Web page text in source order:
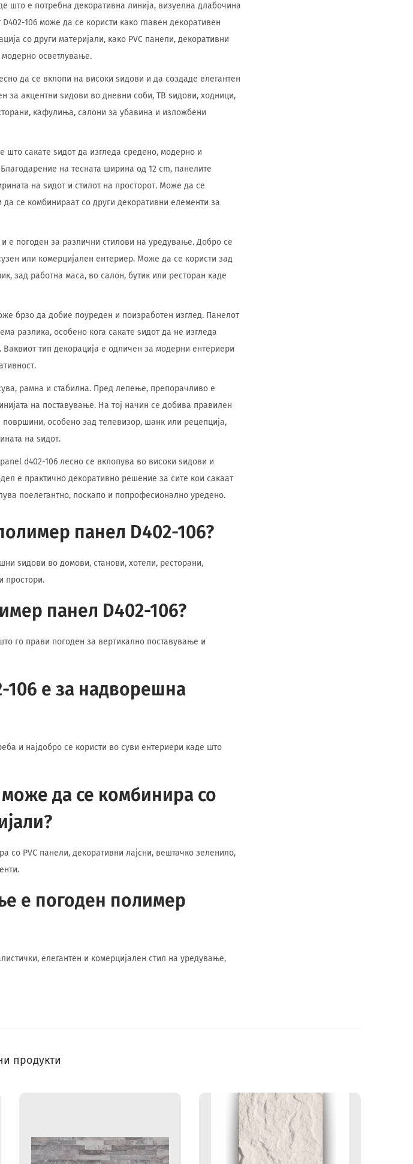
што е потребна декоративна линија, визуелна длабочина
106 може да се користи како главен декоративен
со други материјали, како PVC панели, декоративни
осветлување.
да се вклопи на високи ѕидови и да создаде елегантен
за акцентни ѕидови во дневни соби, ТВ ѕидови, ходници,
кафулиња, салони за убавина и изложбени
сакате ѕидот да изгледа средено, модерно и
на тесната ширина од 12 cm, панелите
на ѕидот и стилот на просторот. Може да се
да се комбинираат со други декоративни елементи за
е погоден за различни стилови на уредување. Добро се
или комерцијален ентериер. Може да се користи зад
зад работна маса, во салон, бутик или ресторан каде
брзо да добие поуреден и поизработен изглед. Панелот
разлика, особено кога сакате ѕидот да не изгледа
тип декорација е одличен за модерни ентериери
рамна и стабилна. Пред лепење, препорачливо е
на поставување. На тој начин се добива правилен
особено зад телевизор, шанк или рецепција,
на ѕидот.
d402-106 лесно се вклопува во високи ѕидови и
е практично декоративно решение за сите кои сакаат
поелегантно, поскапо и попрофесионално уредено.
панел D402-106?
ѕидови во домови, станови, хотели, ресторани,
простори.
панел D402-106?
го прави погоден за вертикално поставување и
е за надворешна
и најдобро се користи во суви ентериери каде што
да се комбинира со
PVC панели, декоративни лајсни, вештачко зеленило,
е погоден полимер
елегантен и комерцијален стил на уредување,
продукти